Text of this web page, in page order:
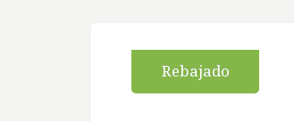
Rebajado